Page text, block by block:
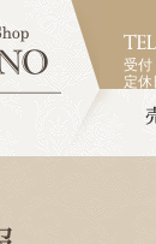
受
定